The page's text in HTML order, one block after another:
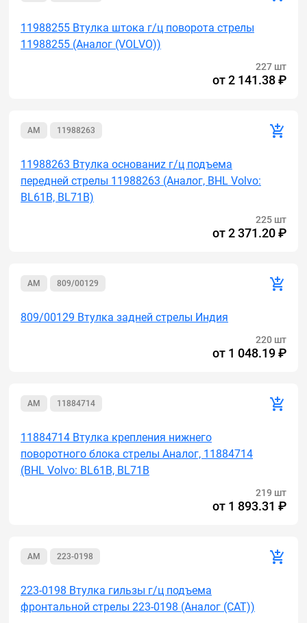
11988255 Втулка штока г/ц поворота стрелы
11988255 (Аналог (VOLVO))
227 шт
от2 141.38 ₽
AM 11988263
11988263 Втулка основаниz г/ц подъема
передней стрелы 11988263 (Аналог, BHL Volvo:
BL61B, BL71B)
225 шт
от2 371.20 ₽
AM 809/00129
809/00129 Втулка задней стрелы Индия
220 шт
от 1 048.19 ₽
AM 11884714
11884714 Втулка крепления нижнего
поворотного блока стрелы Аналог, 11884714
(BHL Volvo: BL61B, BL71B
219 шт
от 1 893.31 ₽
AM 223-0198
223-0198 Втулка гильзы г/ц подъема
фронтальной стрелы 223-0198 (Аналог (САТ))